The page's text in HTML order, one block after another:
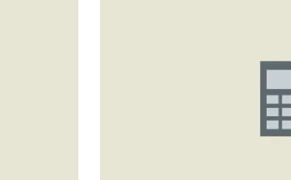
Grupy KWS
kws.com/